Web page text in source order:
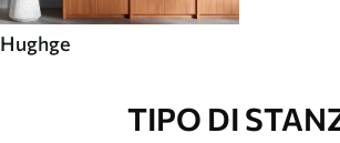
Hughge
TIPO DI